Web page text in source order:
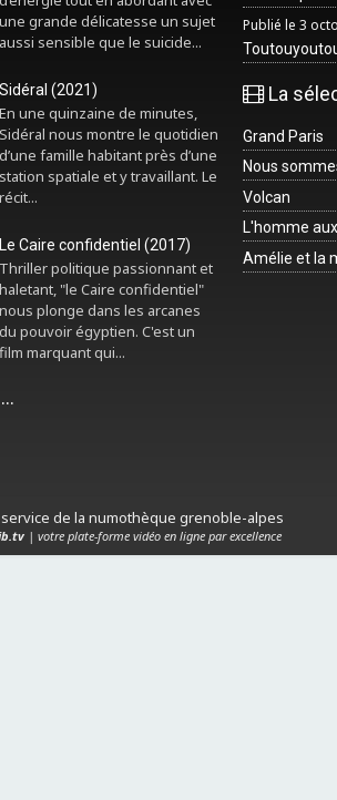
une grande délicatesse un sujet
aussi sensible que le suicide...
Sidéral (2021)
En une quinzaine de minutes,
Sidéral nous montre le quotidien
d’une famille habitant près d’une
station spatiale et y travaillant. Le
récit...
Le Caire confidentiel (2017)
Thriller politique passionnant et
haletant, "le Caire confidentiel"
nous plonge dans les arcanes
du pouvoir égyptien. C'est un
film marquant qui...
Publié le 3
La
Grand Paris
Nous
Volcan
L'homme
Amélie et la
de la numothèque grenoble-alpes
| votre plate-forme vidéo en ligne par excellence